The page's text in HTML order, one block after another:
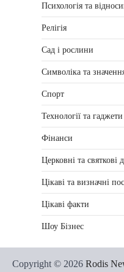
Психологія та
Релігія
Сад і рослини
Символіка та
Спорт
Технології та гаджети
Фінанси
Церковні та святкові
Цікаві та визначні
Цікаві факти
Шоу Бізнес
Copyright © 2026 Rodis